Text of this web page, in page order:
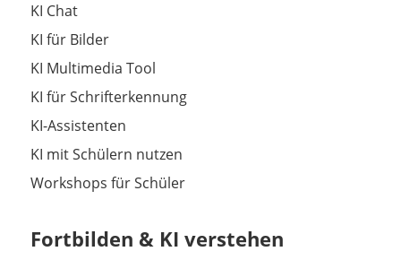
KI Chat
KI für Bilder
KI Multimedia Tool
KI für Schrifterkennung
KI-Assistenten
KI mit Schülern nutzen
Workshops für Schüler
Fortbilden & KI verstehen